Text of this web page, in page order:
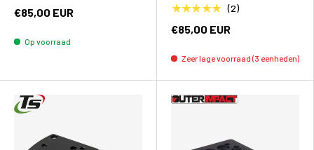
€85,00 EUR
Op voorraad
★★★★★ (2)
€85,00 EUR
Zeer lage voorraad (3 eenheden)